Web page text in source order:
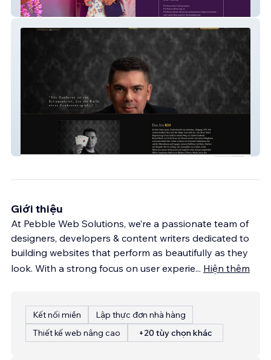
Radiating Sukha
ORHAN AYNUR
Giới thiệu
At Pebble Web Solutions, we’re a passionate team of
designers, developers & content writers dedicated to
building websites that perform as beautifully as they
look. With a strong focus on user experie... Hiện thêm
Kết nối miền
Lập thực đơn nhà hàng
Thiết kế web nâng cao
+20 tùy chọn khác